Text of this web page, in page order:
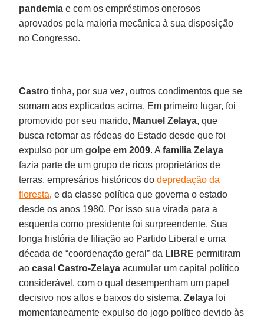
pandemia e com os empréstimos onerosos
aprovados pela maioria mecânica à sua disposição
no Congresso.
Castro tinha, por sua vez, outros condimentos que se
somam aos explicados acima. Em primeiro lugar, foi
promovido por seu marido, Manuel Zelaya, que
busca retomar as rédeas do Estado desde que foi
expulso por umgolpe em 2009. Afamília Zelaya
fazia parte de um grupo de ricos proprietários de
terras, empresários históricos dodepredação da
floresta, e da classe política que governa o estado
desde os anos 1980. Por isso sua virada para a
esquerda como presidente foi surpreendente. Sua
longa história de filiação ao Partido Liberal e uma
década de “coordenação geral” da LIBRE permitiram
aocasal Castro-Zelaya acumular um capital político
considerável, com o qual desempenham um papel
decisivo nos altos e baixos do sistema.Zelaya foi
momentaneamente expulso do jogo político devido às